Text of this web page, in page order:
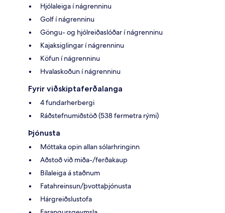
Hjólaleiga í nágrenninu
Golf í nágrenninu
Göngu- og hjólreiðaslóðar í nágrenninu
Kajaksiglingar í nágrenninu
Köfun í nágrenninu
Hvalaskoðun í nágrenninu
Fyrir viðskiptaferðalanga
4 fundarherbergi
Ráðstefnumiðstöð (538 fermetra rými)
Þjónusta
Móttaka opin allan sólarhringinn
Aðstoð við miða-/ferðakaup
Bílaleiga á staðnum
Fatahreinsun/þvottaþjónusta
Hárgreiðslustofa